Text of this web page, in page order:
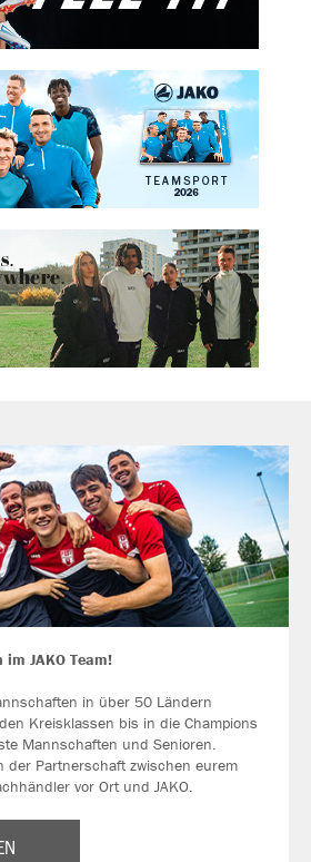
JAKO Team!
in über 50 Ländern
Kreisklassen bis in die Champions
Mannschaften und Senioren.
der Partnerschaft zwischen eurem
vor Ort und JAKO.